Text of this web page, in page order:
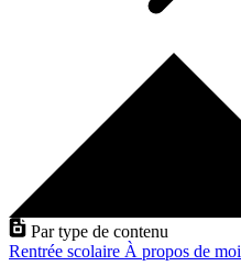
Par type de contenu
Rentrée scolaire À propos de moi